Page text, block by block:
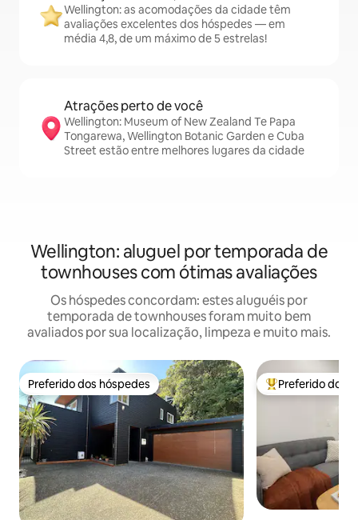
Wellington: as acomodações da cidade têm
avaliações excelentes dos hóspedes — em
média 4,8, de um máximo de 5 estrelas!
Atrações perto de você
Wellington: Museum of New Zealand Te Papa
Tongarewa, Wellington Botanic Garden e Cuba
Street estão entre melhores lugares da cidade
Wellington: aluguel por temporada de
townhouses com ótimas avaliações
Os hóspedes concordam: estes aluguéis por
temporada de townhouses foram muito bem
avaliados por sua localização, limpeza e muito mais.
Preferido dos hóspedes
Preferido dos hóspedes Entre os
Preferido dos